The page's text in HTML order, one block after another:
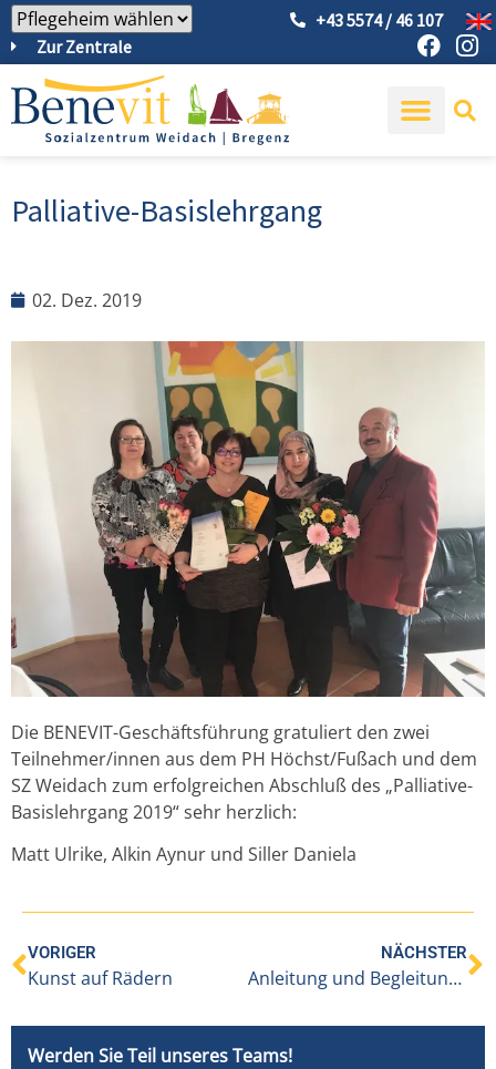
Zur Zentrale
+43 5574 / 46 107
Palliative-Basislehrgang
02. Dez. 2019
Die BENEVIT-Geschäftsführung gratuliert den zwei
Teilnehmer/innen aus dem PH Höchst/Fußach und dem
SZ Weidach zum erfolgreichen Abschluß des „Palliative-
Basislehrgang 2019“ sehr herzlich:
Matt Ulrike, Alkin Aynur und Siller Daniela
VORIGER
Kunst auf Rädern
NÄCHSTER
Anleitung und Begleitung von Auszubildenden
Werden Sie Teil unseres Teams!